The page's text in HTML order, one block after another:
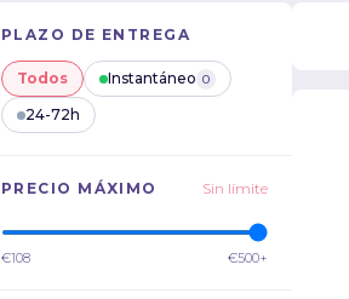
PLAZO DE ENTREGA
Todos Instantáneo 0
24-72h
PRECIO MÁXIMO Sin límite
€108 €500+